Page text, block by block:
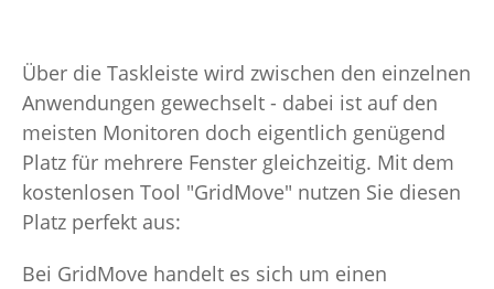
Über die Taskleiste wird zwischen den einzelnen
Anwendungen gewechselt - dabei ist auf den
meisten Monitoren doch eigentlich genügend
Platz für mehrere Fenster gleichzeitig. Mit dem
kostenlosen Tool "GridMove" nutzen Sie diesen
Platz perfekt aus:
Bei GridMove handelt es sich um einen